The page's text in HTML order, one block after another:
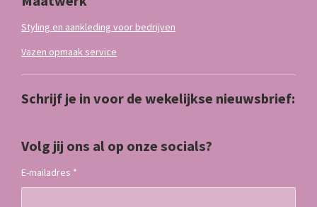
Styling en aankleding voor bedrijven
Vazen opmaak service
Schrijf je in voor de wekelijkse nieuwsbrief:
Volg jij ons al op onze socials?
E-mailadres *